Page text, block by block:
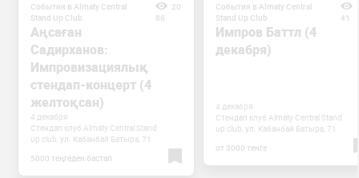
События в Almaty Central
Stand Up Club
20
86
Аңсаған
Садирханов:
Импровизациялық
стендап-концерт (4
желтоқсан)
4 декабря
Стендап клуб Almaty Central Stand
up club, ул. Кабанбай Батыра, 71
5000 теңгеден бастап
События в Almaty Central
Stand Up Club
41
Импров Баттл (4
декабря)
4 декабря
Стендап клуб Almaty Central Stand
up club, ул. Кабанбай Батыра, 71
от 3000 тенге